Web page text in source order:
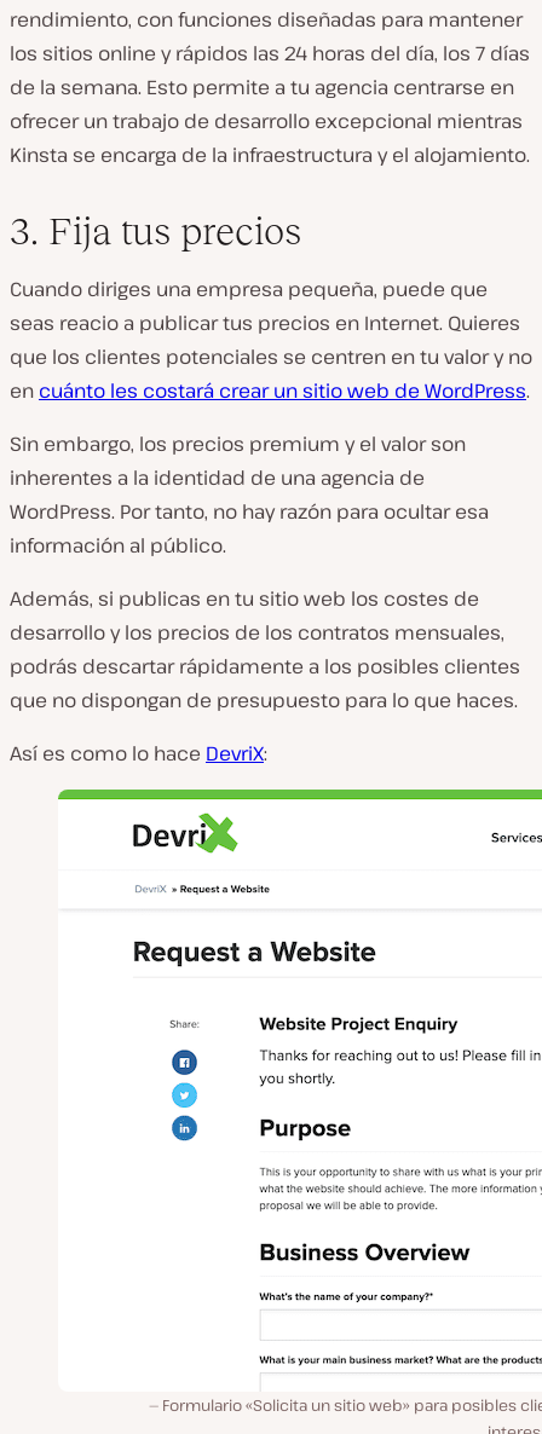
rendimiento, con funciones diseñadas para mantener
los sitios online y rápidos las 24 horas del día, los 7 días
de la semana. Esto permite a tu agencia centrarse en
ofrecer un trabajo de desarrollo excepcional mientras
Kinsta se encarga de la infraestructura y el alojamiento.
3. Fija tus precios
Cuando diriges una empresa pequeña, puede que
seas reacio a publicar tus precios en Internet. Quieres
que los clientes potenciales se centren en tu valor y no
en cuánto les costará crear un sitio web de WordPress.
Sin embargo, los precios premium y el valor son
inherentes a la identidad de una agencia de
WordPress. Por tanto, no hay razón para ocultar esa
información al público.
Además, si publicas en tu sitio web los costes de
desarrollo y los precios de los contratos mensuales,
podrás descartar rápidamente a los posibles clientes
que no dispongan de presupuesto para lo que haces.
Así es como lo hace DevriX:
Formulario «Solicita un sitio web» para posibles